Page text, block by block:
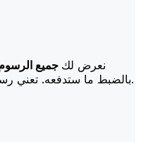
نعرض لك جميع
بالضبط ما ستدفعه. تعني رسومنا المنخفضة المزيد من التوفير لك.